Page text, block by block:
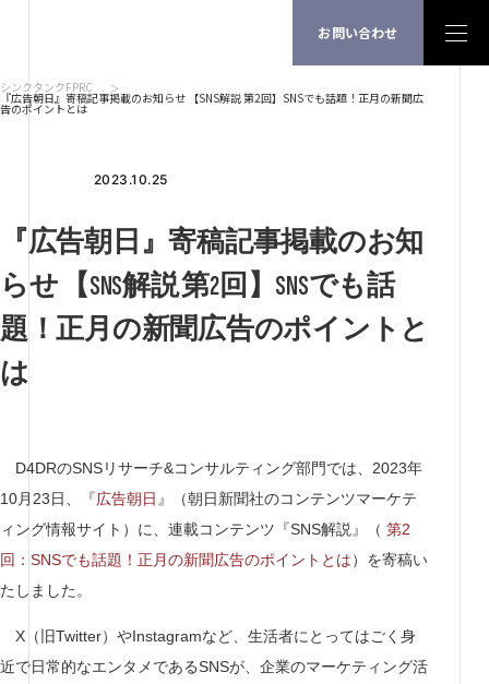
お問い合わせ
シンクタンクFPRC
『広告朝日』寄稿記事掲載のお知らせ 【SNS解説 第2回】SNSでも話題！正月の新聞広
告のポイントとは
2023.10.25
『広告朝日』寄稿記事掲載のお知
らせ 【SNS解説 第2回】SNSでも話
題！正月の新聞広告のポイントと
は
D4DRのSNSリサーチ&コンサルティング部門では、2023年
10月23日、『広告朝日 』（朝日新聞社のコンテンツマーケテ
ィング情報サイト）に、連載コンテンツ『SNS解説』（ 第2
回：SNSでも話題！正月の新聞広告のポイントとは）を寄稿い
たしました。
X（旧Twitter）やInstagramなど、生活者にとってはごく身
近で日常的なエンタメであるSNSが、企業のマーケティング活